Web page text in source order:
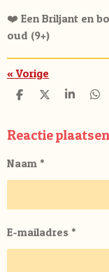
❤️ Een Briljant en
oud (9+)
«Vorige
D
e
n
D
l
S
r
e
D
e
n
Reactie plaatsen
Naam *
E-mailadres *